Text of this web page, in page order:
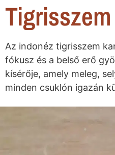
Az indonéz tigrisszem
fókusz és a belső erő
kísérője, amely meleg,
minden csuklón igazán